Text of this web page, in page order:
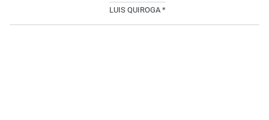
LUIS QUIROGA *